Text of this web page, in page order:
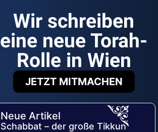
Wir schreiben
eine neue Torah-
Rolle in Wien
JETZT MITMACHEN
Neue Artikel
Schabbat – der große Tikkun